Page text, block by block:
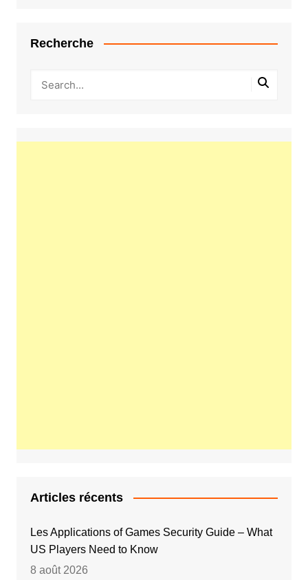
Recherche
Articles récents
Les Applications of Games Security Guide – What
US Players Need to Know
8 août 2026